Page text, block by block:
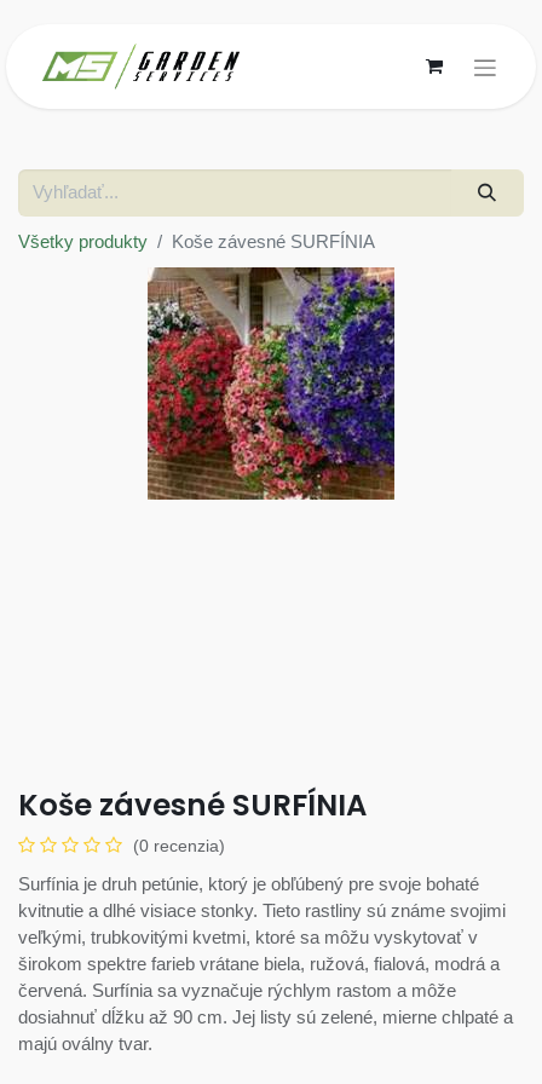
Všetky produkty Koše závesné SURFÍNIA
Koše závesné SURFÍNIA
(0 recenzia)
Surfínia je druh petúnie, ktorý je obľúbený pre svoje bohaté
kvitnutie a dlhé visiace stonky. Tieto rastliny sú známe svojimi
veľkými, trubkovitými kvetmi, ktoré sa môžu vyskytovať v
širokom spektre farieb vrátane biela, ružová, fialová, modrá a
červená. Surfínia sa vyznačuje rýchlym rastom a môže
dosiahnuť dĺžku až 90 cm. Jej listy sú zelené, mierne chlpaté a
majú oválny tvar.